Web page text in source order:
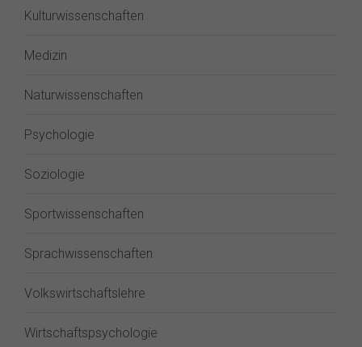
Kulturwissenschaften
Medizin
Naturwissenschaften
Psychologie
Soziologie
Sportwissenschaften
Sprachwissenschaften
Volkswirtschaftslehre
Wirtschaftspsychologie